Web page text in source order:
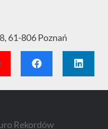
61-806 Poznań
Rekordów